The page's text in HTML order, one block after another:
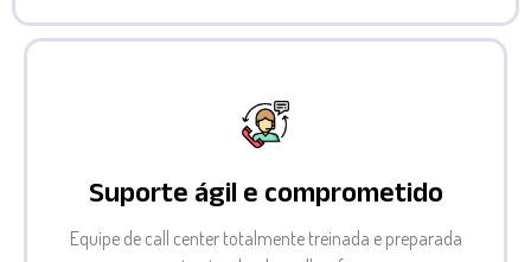
Suporte ágil e comprometido
Equipe de call center totalmente treinada e preparada